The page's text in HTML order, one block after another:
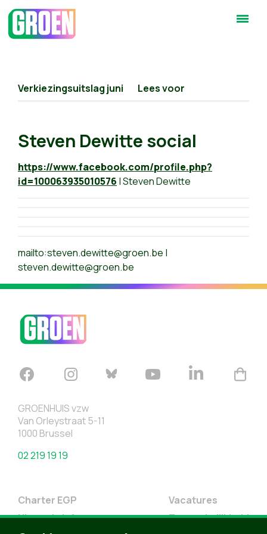
Verkiezingsuitslag juni Lees voor
Steven Dewitte social
https://www.facebook.com/profile.php?
id=100063935010576 | Steven Dewitte
mailto:steven.dewitte@groen.be |
steven.dewitte@groen.be
GROENHUIS vzw
Van Orleystraat 5-11
1000 Brussel
02 219 19 19
Charter EGP
Nieuwsbrief
Vacatures
Toegankelijkheid